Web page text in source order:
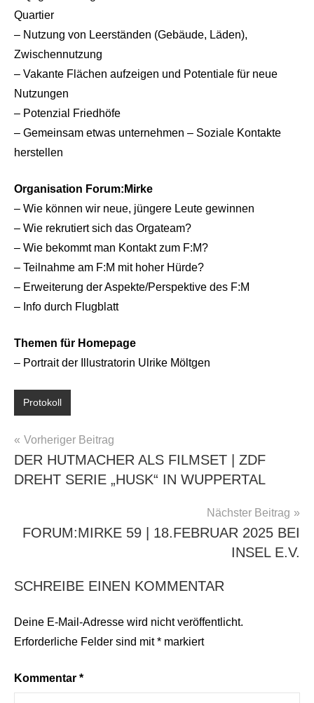
Quartier
– Nutzung von Leerständen (Gebäude, Läden),
Zwischennutzung
– Vakante Flächen aufzeigen und Potentiale für neue
Nutzungen
– Potenzial Friedhöfe
– Gemeinsam etwas unternehmen – Soziale Kontakte
herstellen
Organisation Forum:Mirke
– Wie können wir neue, jüngere Leute gewinnen
– Wie rekrutiert sich das Orgateam?
– Wie bekommt man Kontakt zum F:M?
– Teilnahme am F:M mit hoher Hürde?
– Erweiterung der Aspekte/Perspektive des F:M
– Info durch Flugblatt
Themen für Homepage
– Portrait der Illustratorin Ulrike Möltgen
Protokoll
BEITRAGSNAVIGATION
Vorheriger Beitrag
DER HUTMACHER ALS FILMSET | ZDF
DREHT SERIE „HUSK“ IN WUPPERTAL
Nächster Beitrag
FORUM:MIRKE 59 | 18.FEBRUAR 2025 BEI
INSEL E.V.
SCHREIBE EINEN KOMMENTAR
Deine E-Mail-Adresse wird nicht veröffentlicht.
Erforderliche Felder sind mit* markiert
Kommentar *